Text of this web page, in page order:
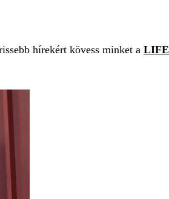
hírekért kövess minket a LIFE